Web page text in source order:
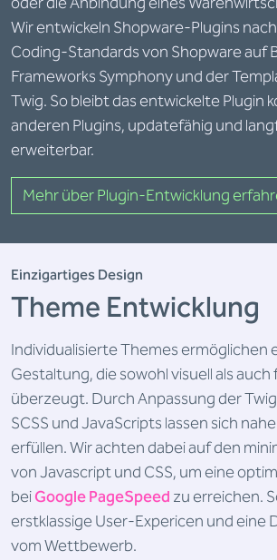
Wir entwickeln Shopware-Plugins
Coding-Standards von Shopware auf
Frameworks Symphony und der
Twig. So bleibt das entwickelte Plugin
anderen Plugins, updatefähig und
erweiterbar.
Mehr über Plugin-Entwicklung
Einzigartiges Design
Theme Entwicklung
Individualisierte Themes ermöglichen
Gestaltung, die sowohl visuell als
überzeugt. Durch Anpassung der
SCSS und JavaScripts lassen sich
erfüllen. Wir achten dabei auf den
von Javascript und CSS, um eine
beiGoogle PageSpeedzu erreichen.
erstklassige User-Expericen und eine
vom Wettbewerb.